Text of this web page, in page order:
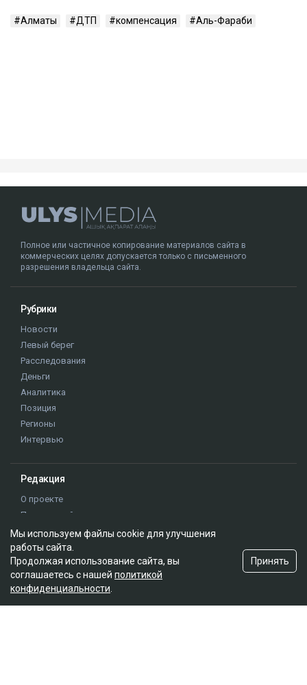
Алматы ДТП компенсация Аль-Фараби
Полное или частичное копирование материалов сайта в
коммерческих целях допускается только с письменного
разрешения владельца сайта.
Рубрики
Новости
Левый берег
Расследования
Деньги
Аналитика
Позиция
Регионы
Интервью
Редакция
О проекте
Правила сайта
Реклама на сайте
Контакты
Редакционная политика
Мы используем файлы cookie для улучшения
работы сайта.
Продолжая использование сайта, вы
соглашаетесь с нашей политикой
конфиденциальности
Принять